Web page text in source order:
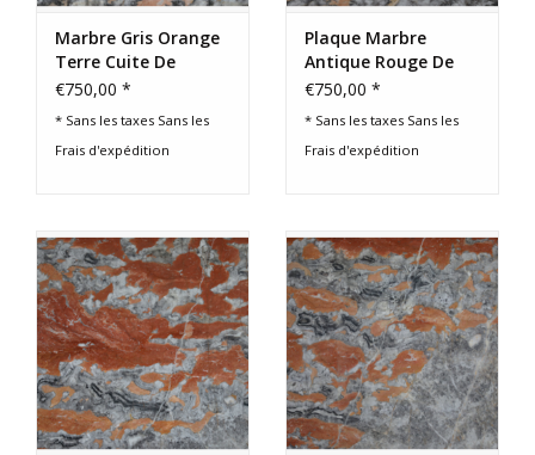
Marbre Gris Orange
Terre Cuite De
France
€750,00 *
* Sans les taxes Sans les
Frais d'expédition
Plaque Marbre
Antique Rouge De
Verdun
€750,00 *
* Sans les taxes Sans les
Frais d'expédition